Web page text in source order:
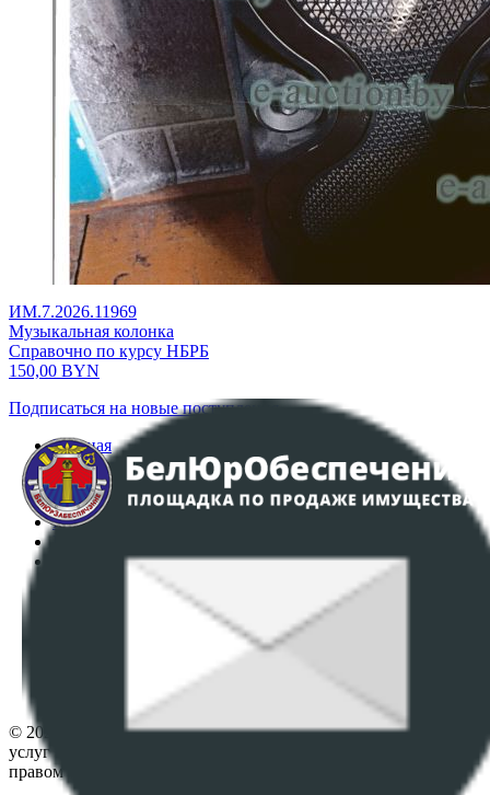
ИМ.7.2026.11969
Музыкальная колонка
Справочно по курсу НБРБ
150,00 BYN
Подписаться на новые поступления
Главная
Аукционы
Интернет-магазин
Регламент организации и проведения торгов
Политика в отношении обработки персональных
ПОЛОЖЕНИЕ О ПОЛИТИКЕ ОБРАБОТКИ COOKIE-
Настройки cookie-файлов
© 2026 Республиканское унитарное предприятие по оказанию
услуг "БелЮрОбеспечение" - Все права защищены авторским
правом